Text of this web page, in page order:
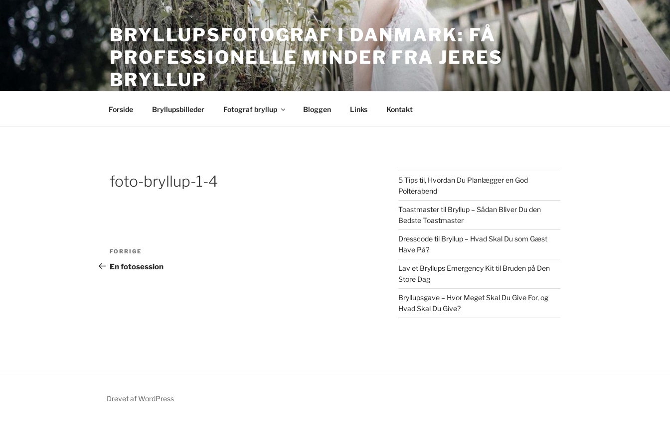
indhold
BRYLLUPSFOTOGRAF I DANMARK: FÅ
PROFESSIONELLE MINDER FRA JERES
BRYLLUP
Forside Bryllupsbilleder Fotograf bryllup Bloggen Links Kontakt
foto-bryllup-1-4
Indlægsnavigation
Forrige
indlæg
FORRIGE
En fotosession
5 Tips til, Hvordan Du Planlægger en God
Polterabend
Toastmaster til Bryllup – Sådan Bliver Du den
Bedste Toastmaster
Dresscode til Bryllup – Hvad Skal Du som Gæst
Have På?
Lav et Bryllups Emergency Kit til Bruden på Den
Store Dag
Bryllupsgave – Hvor Meget Skal Du Give For, og
Hvad Skal Du Give?
Drevet af WordPress